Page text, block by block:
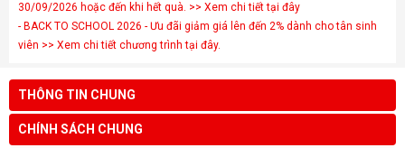
30/09/2026 hoặc đến khi hết quà. >> Xem chi tiết tại đây
- BACK TO SCHOOL 2026 - Ưu đãi giảm giá lên đến 2% dành cho tân sinh
viên >> Xem chi tiết chương trình tại đây.
THÔNG TIN CHUNG
CHÍNH SÁCH CHUNG